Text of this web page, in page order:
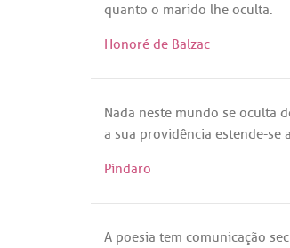
quanto o marido lhe oculta.
Honoré de Balzac
Nada neste mundo se oculta
a sua providência estende-se a
Píndaro
A poesia tem comunicação